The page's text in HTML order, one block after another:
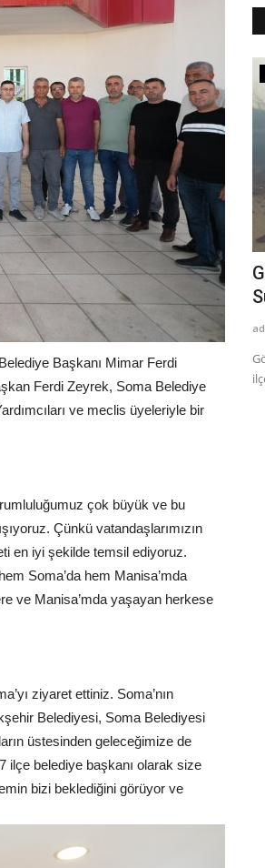
Başkanı Mimar Ferdi
Ferdi Zeyrek, Soma Belediye
ve meclis üyeleriyle bir
çok büyük ve bu
Çünkü vatandaşlarımızın
en iyi şekilde temsil ediyoruz.
Soma’da hem Manisa’mda
ve Manisa’mda yaşayan herkese
ziyaret ettiniz. Soma’nın
Belediyesi, Soma Belediyesi
üstesinden geleceğimize de
ilçe belediye başkanı olarak size
bizi beklediğini görüyor ve
Yangınla Mücadelemiz
Mücadelemiz Sürüyor! Manisa'nın Gördes
ve Kayacık...